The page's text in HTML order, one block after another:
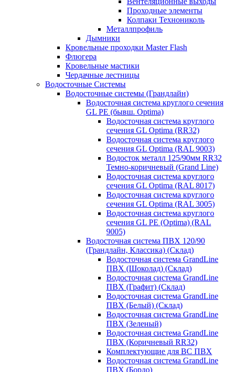
Проходные элементы
Колпаки Технониколь
Металлпрофиль
Дымники
Кровельные проходки Master Flash
Флюгера
Кровельные мастики
Чердачные лестницы
Водосточные Системы
Водосточные системы (Грандлайн)
Водосточная система круглого сечения
GL PE (бывш. Optima)
Водосточная система круглого
сечения GL Optima (RR32)
Водосточная система круглого
сечения GL Optima (RAL 9003)
Водосток металл 125/90мм RR32
Темно-коричневый (Grand Line)
Водосточная система круглого
сечения GL Optima (RAL 8017)
Водосточная система круглого
сечения GL Optima (RAL 3005)
Водосточная система круглого
сечения GL PE (Optima) (RAL
9005)
Водосточная система ПВХ 120/90
(Грандлайн, Классика) (Склад)
Водосточная система GrandLine
ПВХ (Шоколад) (Склад)
Водосточная система GrandLine
ПВХ (Графит) (Склад)
Водосточная система GrandLine
ПВХ (Белый) (Склад)
Водосточная система GrandLine
ПВХ (Зеленый)
Водосточная система GrandLine
ПВХ (Коричневый RR32)
Комплектующие для ВС ПВХ
Водосточная система GrandLine
ПВХ (Бордо)